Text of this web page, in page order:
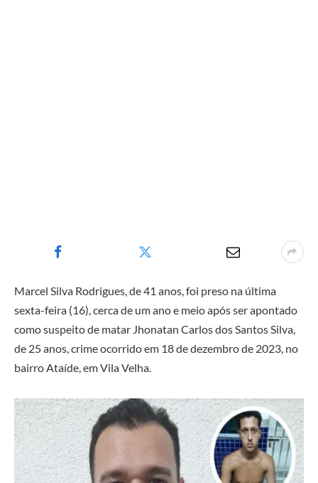
Marcel Silva Rodrigues, de 41 anos, foi preso na última
sexta-feira (16), cerca de um ano e meio após ser apontado
como suspeito de matar Jhonatan Carlos dos Santos Silva,
de 25 anos, crime ocorrido em 18 de dezembro de 2023, no
bairro Ataíde, em Vila Velha.